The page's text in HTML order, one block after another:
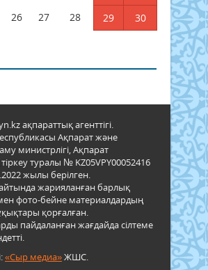
26 27 28 29
30
ақпараттық агенттігі.
Ақпарат және
министрлігі, Ақпарат
тіркеу туралы № KZ05VPY00052416
жылы берілген.
жарияланған барлық
фото-бейне материалдардың
қорғалған.
пайдаланған жағдайда сілтеме
«Сыр медиа»ЖШС.